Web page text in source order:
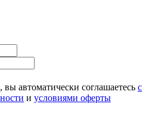
автоматически соглашаетесь с
и условиями оферты